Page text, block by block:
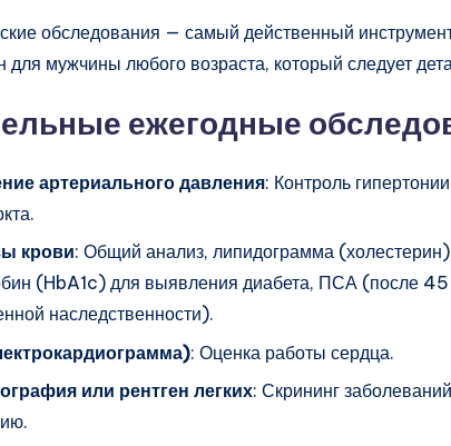
обследования — самый действенный
для мужчины любого возраста, который следует
ежегодные
артериального давления: Контроль
крови: Общий анализ, липидограмма
(HbA1c) для выявления диабета, ПСА (после
наследственности).
: Оценка работы сердца.
или рентген легких: Скрининг